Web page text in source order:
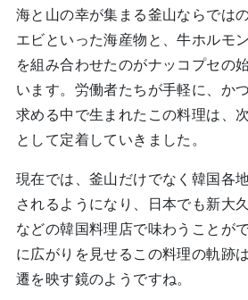
海と山の幸が集まる釜山ならでは
エビといった海産物と、牛ホルモ
を組み合わせたのがナッコプセの
います。労働者たちが手軽に、か
求める中で生まれたこの料理は、
として定着していきました。
現在では、釜山だけでなく韓国各
されるようになり、日本でも新大
などの韓国料理店で味わうことが
に広がりを見せるこの料理の軌跡
遷を映す鏡のようですね。